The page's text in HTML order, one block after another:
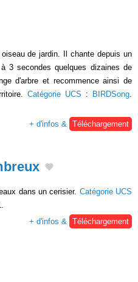
de jardin. Il chante depuis un
3 secondes quelques dizaines de
d'arbre et recommence ainsi de
Catégorie UCS : BIRDSong.
+ d'infos & Téléchargement
dans un cerisier. Catégorie UCS
+ d'infos & Téléchargement